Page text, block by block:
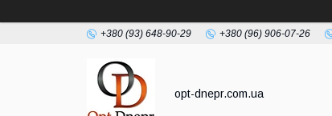
+380 (93) 648-90-29 +380 (96) 906-07-26
opt-dnepr.com.ua